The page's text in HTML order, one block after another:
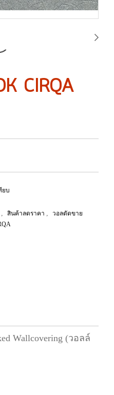
CIRQA
ยบ
, สินค้าลดราคา ,
วอลตัดขาย
Wallcovering (วอลล์